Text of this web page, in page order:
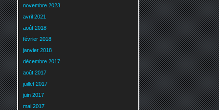
novembre 2023
avril 2021
août 2018
février 2018
janvier 2018
décembre 2017
août 2017
juillet 2017
juin 2017
mai 2017